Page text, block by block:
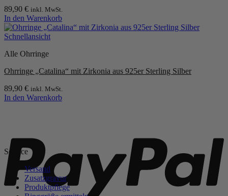
89,90 € inkl. MwSt.
In den Warenkorb
Schnellansicht
Alle Ohrringe
Ohrringe „Catalina“ mit Zirkonia aus 925er Sterling Silber
89,90 € inkl. MwSt.
In den Warenkorb
Service
Versand
Zusatzgravur
Produktpflege